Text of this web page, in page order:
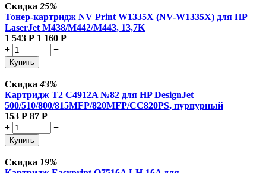
Скидка 25%
Тонер-картридж NV Print W1335X (NV-W1335X) для HP
LaserJet M438/M442/M443, 13,7K
1 543 Р 1 160 Р
+
−
Купить
Скидка43%
Картридж T2 C4912A №82 для HP DesignJet
500/510/800/815MFP/820MFP/CC820PS, пурпурный
153 Р 87 Р
+
−
Купить
Скидка 19%